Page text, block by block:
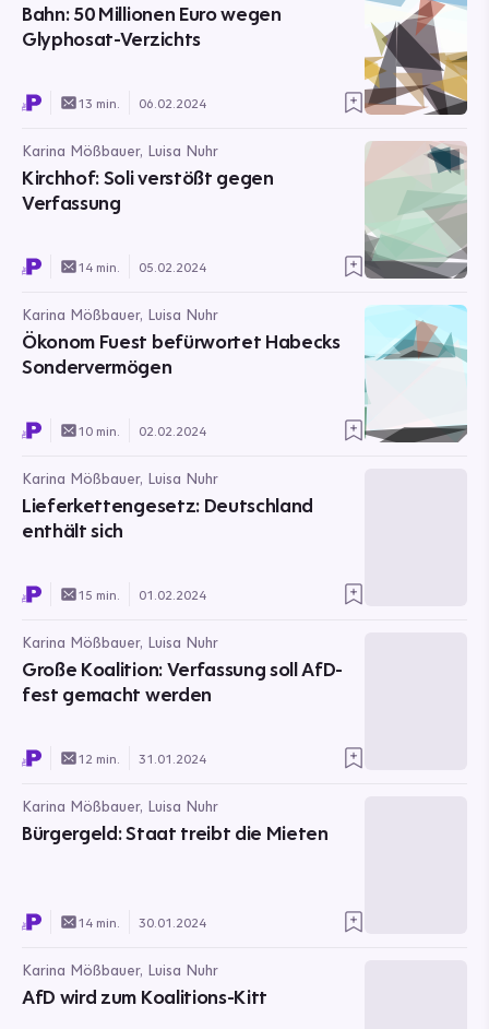
Bahn: 50 Millionen Euro wegen
Glyphosat-Verzichts
13 min. 06.02.2024
Karina Mößbauer, Luisa Nuhr
Kirchhof: Soli verstößt gegen
Verfassung
14 min. 05.02.2024
Karina Mößbauer, Luisa Nuhr
Ökonom Fuest befürwortet Habecks
Sondervermögen
10 min. 02.02.2024
Karina Mößbauer, Luisa Nuhr
Lieferkettengesetz: Deutschland
enthält sich
15 min. 01.02.2024
Karina Mößbauer, Luisa Nuhr
Große Koalition: Verfassung soll AfD-
fest gemacht werden
12 min. 31.01.2024
Karina Mößbauer, Luisa Nuhr
Bürgergeld: Staat treibt die Mieten
14 min. 30.01.2024
Karina Mößbauer, Luisa Nuhr
AfD wird zum Koalitions-Kitt